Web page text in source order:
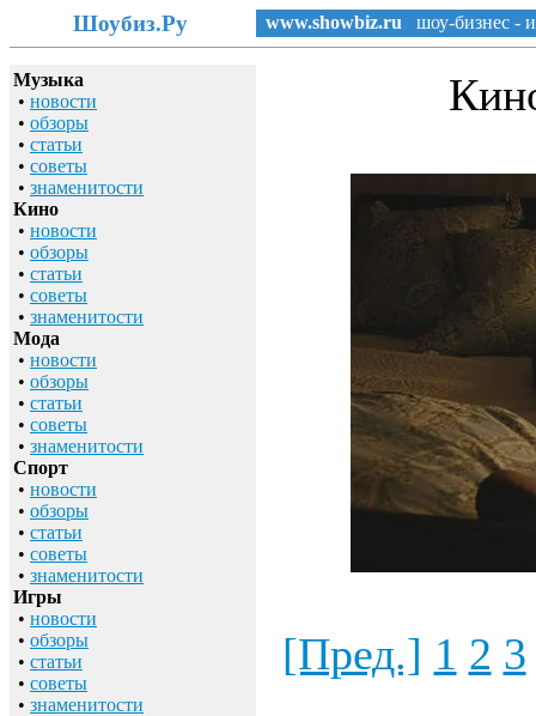
Шоубиз.Ру www.showbiz.ru шоу-бизнес -
Музыка
• новости
• обзоры
• статьи
• советы
• знаменитости
Кино
• новости
• обзоры
• статьи
• советы
• знаменитости
Мода
• новости
• обзоры
• статьи
• советы
• знаменитости
Спорт
• новости
• обзоры
• статьи
• советы
• знаменитости
Игры
• новости
• обзоры
• статьи
• советы
• знаменитости
[Пред.] 1 2 3